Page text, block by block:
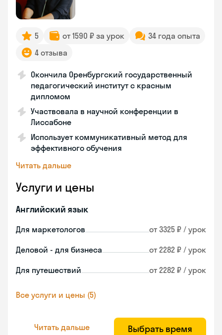
5 от 1590 ₽ за урок
34 года опыта
4 отзыва
Окончила Оренбургский государственный
педагогический институт с красным
дипломом
Участвовала в научной конференции в
Лиссабоне
Использует коммуникативный метод для
эффективного обучения
Читать дальше
Услуги и цены
Английский язык
Для маркетологов от 3325 ₽ / урок
Деловой - для бизнеса от 2282 ₽ / урок
Для путешествий от 2282 ₽ / урок
Все услуги и цены (5)
Читать дальше Выбрать время